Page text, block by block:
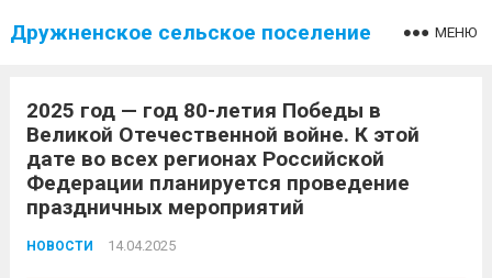
Дружненское сельское поселение МЕНЮ
2025 год — год 80-летия Победы в
Великой Отечественной войне. К этой
дате во всех регионах Российской
Федерации планируется проведение
праздничных мероприятий
НОВОСТИ 14.04.2025